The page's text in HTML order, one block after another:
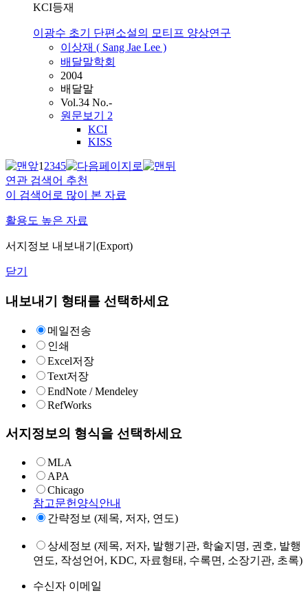
KCI등재
이광수 초기 단편소설의 모티프 양상연구
이상재 ( Sang Jae Lee )
배달말학회
2004
배달말
Vol.34 No.-
원문보기 2
KCI
KISS
12345
연관 검색어 추천
이 검색어로 많이 본 자료
활용도 높은 자료
서지정보 내보내기(Export)
닫기
내보내기 형태를 선택하세요
메일전송
인쇄
Excel저장
Text저장
EndNote / Mendeley
RefWorks
서지정보의 형식을 선택하세요
MLA
APA
Chicago
참고문헌양식안내
간략정보 (제목, 저자, 연도)
상세정보 (제목, 저자, 발행기관, 학술지명, 권호, 발행
연도, 작성언어, KDC, 자료형태, 수록면, 소장기관, 초록)
수신자 이메일